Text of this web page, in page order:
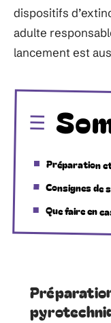
dispositifs
adulte
lancement est
Préparation
Consignes
Que faire en